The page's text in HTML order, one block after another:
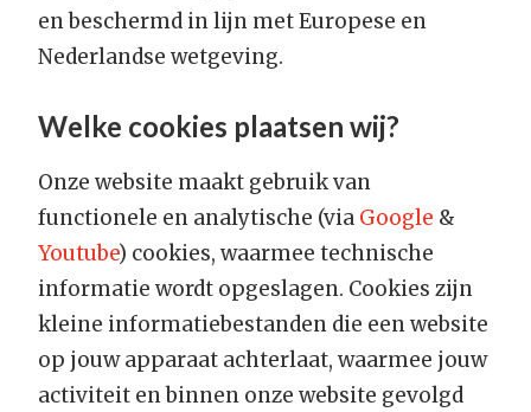
en beschermd in lijn met Europese en
Nederlandse wetgeving.
Welke cookies plaatsen wij?
Onze website maakt gebruik van
functionele en analytische (via Google &
Youtube) cookies, waarmee technische
informatie wordt opgeslagen. Cookies zijn
kleine informatiebestanden die een website
op jouw apparaat achterlaat, waarmee jouw
activiteit en binnen onze website gevolgd